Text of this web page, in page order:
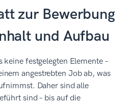
zur Bewerbung
und Aufbau
festgelegten Elemente –
angestrebten Job ab, was
Daher sind alle
sind – bis auf die